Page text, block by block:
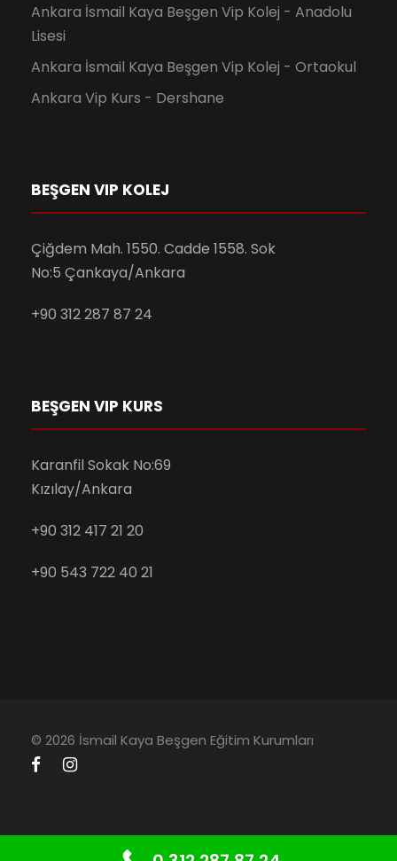
Ankara İsmail Kaya Beşgen Vip Kolej - Anadolu
Lisesi
Ankara İsmail Kaya Beşgen Vip Kolej - Ortaokul
Ankara Vip Kurs - Dershane
BEŞGEN VIP KOLEJ
Çiğdem Mah. 1550. Cadde 1558. Sok
No:5 Çankaya/Ankara
+90 312 287 87 24
BEŞGEN VIP KURS
Karanfil Sokak No:69
Kızılay/Ankara
+90 312 417 21 20
+90 543 722 40 21
© 2026 İsmail Kaya Beşgen Eğitim Kurumları